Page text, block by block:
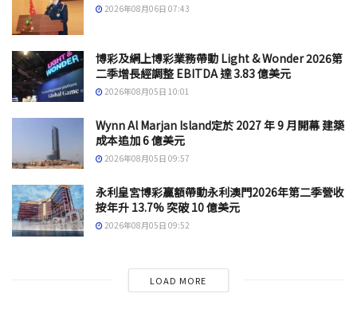
2026年08月06日 07:43
博彩及網上博彩業務帶動 Light & Wonder 2026第
二季增長經調整 EBITDA 達 3.83 億美元
2026年08月05日 10:01
Wynn Al Marjan Island定於 2027 年 9 月開幕 建築
成本追加 6 億美元
2026年08月05日 09:57
永利皇宮博彩贏額帶動永利澳門2026年第二季營收
按年升 13.7% 突破 10 億美元
2026年08月05日 09:52
LOAD MORE